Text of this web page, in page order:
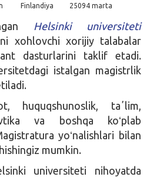
Finlandiya
25094 marta
Helsinki universiteti
xohlovchi xorijiy talabalar
dasturlarini taklif etadi.
istalgan magistrlik
huquqshunoslik, taʼlim,
va boshqa koʻplab
yoʻnalishlari bilan
mumkin.
universiteti nihoyatda